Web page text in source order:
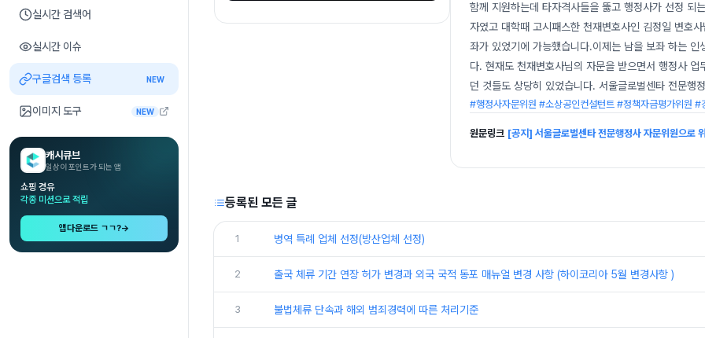
실시간 검색어
실시간 이슈
구글검색 등록 NEW
이미지 도구 NEW
캐시큐브
일상이 포인트가 되는 앱
쇼핑 경유
각종 미션으로 적립
앱다운로드 ㄱㄱ?→
함께 지원하는데 타자격사들을 뚫고 행정사가 선정 되
자였고 대학때 고시패스한 천재변호사인 김정일 변호
좌가 있었기에 가능했습니다.이제는 남을 보좌 하는
다. 현재도 천재변호사님의 자문을 받으면서 행정사
던 것들도 상당히 있었습니다. 서울글로벌센타 전문행
#행정사자문위원 #소상공인컨설턴트 #정책자금평가위원 #
원문링크 [공지] 서울글로벌센타 전문행정사 자문위원으로
등록된 모든 글
1 병역 특례 업체 선정(방산업체 선정)
2 출국 체류 기간 연장 허가 변경과 외국 국적 동포 매뉴얼 변경 사항 (하이코리아 5월 변경사항 )
3 불법체류 단속과 해외 범죄경력에 따른 처리기준